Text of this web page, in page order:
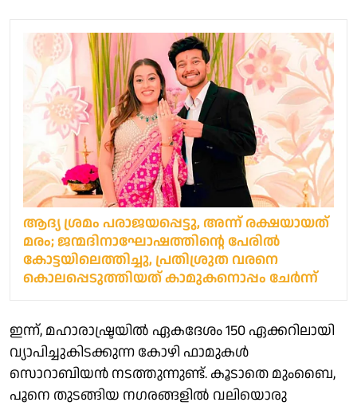
ആദ്യ ശ്രമം പരാജയപ്പെട്ടു, അന്ന് രക്ഷയായത്
മരം; ജന്മദിനാഘോഷത്തിന്റെ പേരില്‍
കോട്ടയിലെത്തിച്ചു, പ്രതിശ്രുത വരനെ
കൊലപ്പെടുത്തിയത് കാമുകനൊപ്പം ചേര്‍ന്ന്
ഇന്ന്, മഹാരാഷ്ട്രയിൽ ഏകദേശം 150 ഏക്കറിലായി
വ്യാപിച്ചുകിടക്കുന്ന കോഴി ഫാമുകൾ
സൊറാബിയൻ നടത്തുന്നുണ്ട്. കൂടാതെ മുംബൈ,
പൂനെ തുടങ്ങിയ നഗരങ്ങളിൽ വലിയൊരു